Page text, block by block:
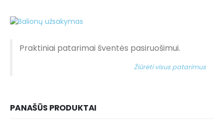
Praktiniai patarimai šventės pasiruošimui.
Žiūrėti visus patarimus
PANAŠŪS PRODUKTAI